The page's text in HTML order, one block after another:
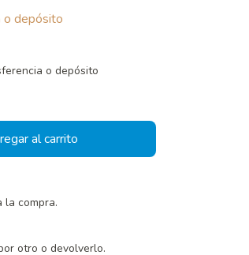
o depósito
o depósito
la compra.
otro o devolverlo.